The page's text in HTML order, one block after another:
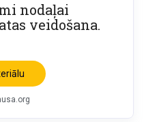
nodaļai
veidošana.